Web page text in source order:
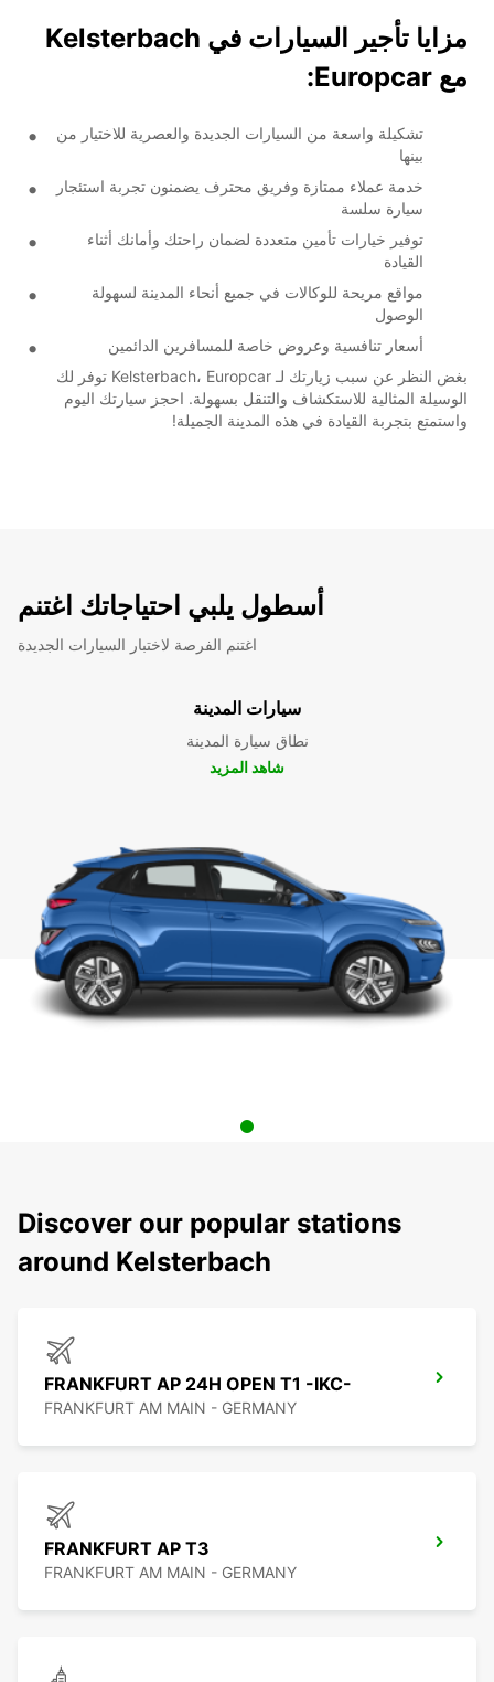
مزايا تأجير السيارات في Kelsterbach
مع Europcar:
تشكيلة واسعة من السيارات الجديدة والعصرية للاختيار من
بينها
خدمة عملاء ممتازة وفريق محترف يضمنون تجربة استئجار
سيارة سلسة
توفير خيارات تأمين متعددة لضمان راحتك وأمانك أثناء
القيادة
مواقع مريحة للوكالات في جميع أنحاء المدينة لسهولة
الوصول
أسعار تنافسية وعروض خاصة للمسافرين الدائمين
بغض النظر عن سبب زيارتك لـ Kelsterbach، Europcar توفر لك
الوسيلة المثالية للاستكشاف والتنقل بسهولة. احجز سيارتك اليوم
واستمتع بتجربة القيادة في هذه المدينة الجميلة!
أسطول يلبي احتياجاتك اغتنم
اغتنم الفرصة لاختبار السيارات الجديدة
سيارات المدينة
نطاق سيارة المدينة
شاهد المزيد
Discover our popular stations
around Kelsterbach
FRANKFURT AP 24H OPEN T1 -IKC-
FRANKFURT AM MAIN - GERMANY
FRANKFURT AP T3
FRANKFURT AM MAIN - GERMANY